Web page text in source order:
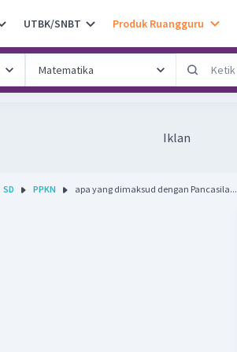
UTBK/SNBT Produk Ruangguru
Iklan
SD PPKN apa yang dimaksud dengan Pancasila...